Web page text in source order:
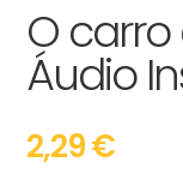
O
Áudio
2,29€